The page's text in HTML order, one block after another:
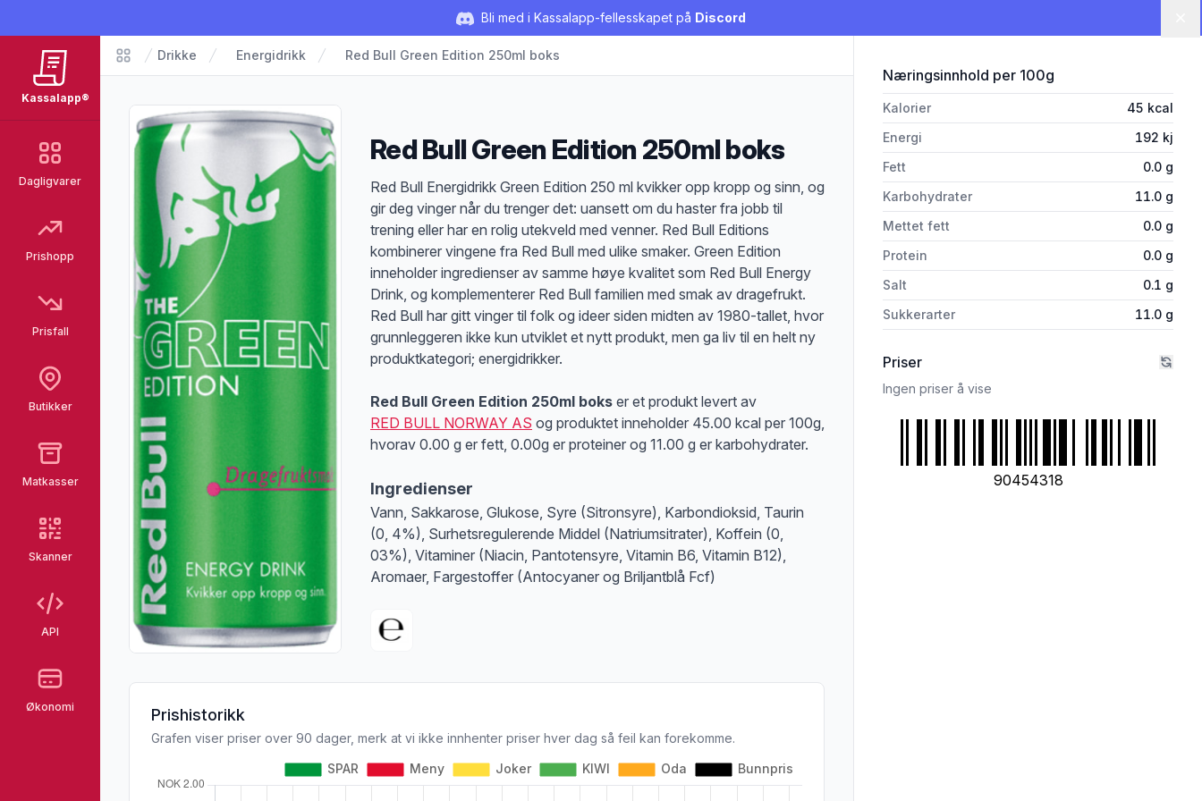
Bli med i Kassalapp-fellesskapet på Discord
Kassalapp®
Dagligvarer
Prishopp
Prisfall
Butikker
Matkasser
Skanner
API
Økonomi
Matvarer
Drikke Energidrikk Red Bull Green Edition 250ml boks
Red Bull Green Edition 250ml boks
Produktbeskrivelse
Red Bull Energidrikk Green Edition 250 ml kvikker opp kropp og sinn, og
gir deg vinger når du trenger det: uansett om du haster fra jobb til
trening eller har en rolig utekveld med venner. Red Bull Editions
kombinerer vingene fra Red Bull med ulike smaker. Green Edition
inneholder ingredienser av samme høye kvalitet som Red Bull Energy
Drink, og komplementerer Red Bull familien med smak av dragefrukt.
Red Bull har gitt vinger til folk og ideer siden midten av 1980-tallet, hvor
grunnleggeren ikke kun utviklet et nytt produkt, men ga liv til en helt ny
produktkategori; energidrikker.
Red Bull Green Edition 250ml boks er et produkt levert av
RED BULL NORWAY AS og produktet inneholder 45.00 kcal per 100g,
hvorav 0.00 g er fett, 0.00g er proteiner og 11.00 g er karbohydrater.
Ingredienser
Vann, Sakkarose, Glukose, Syre (Sitronsyre), Karbondioksid, Taurin
(0, 4%), Surhetsregulerende Middel (Natriumsitrater), Koffein (0,
03%), Vitaminer (Niacin, Pantotensyre, Vitamin B6, Vitamin B12),
Aromaer, Fargestoffer (Antocyaner og Briljantblå Fcf)
Prishistorikk
Grafen viser priser over 90 dager, merk at vi ikke innhenter priser hver dag så feil kan forekomme.
Næringsinnhold for 'Red Bull Green Edition
per 100g
Kalorier 45 kcal
Energi
192 kj
Fett
0.0 g
Karbohydrater
11.0 g
Mettet fett
0.0 g
Protein
0.0 g
Salt
0.1 g
Sukkerarter
11.0 g
Priser
Ingen priser å vise
90454318